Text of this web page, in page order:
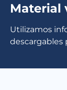
Material
Utilizamos
descargables